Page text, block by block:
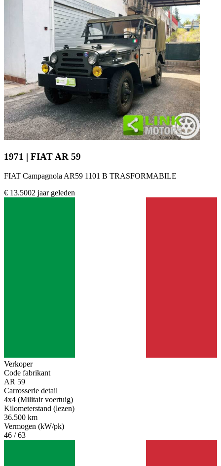
1971 | FIAT AR 59
FIAT Campagnola AR59 1101 B TRASFORMABILE
€ 13.5002 jaar geleden
Verkoper
Code fabrikant
AR 59
Carrosserie detail
4x4 (Militair voertuig)
Kilometerstand (lezen)
36.500 km
Vermogen (kW/pk)
46 / 63